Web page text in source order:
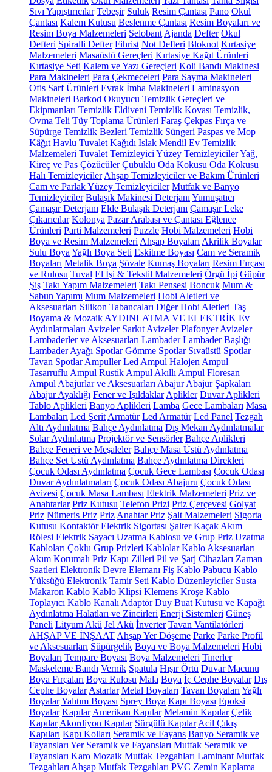
Sıvı Yapıştırıcılar Tebeşir Suluk Resim Çantası Pano Okul
Çantası Kalem Kutusu Beslenme Çantası Resim Boyaları ve
Resim Boya Malzemeleri Selobant Ajanda Defter Okul
Defteri Spiralli Defter Fihrist Not Defteri Bloknot Kırtasiye
Malzemeleri Masaüstü Gereçleri Kırtasiye Kağıt Ürünleri
Kırtasiye Seti Kalem ve Yazı Gereçleri Koli Bandı Makinesi
Para Makineleri Para Çekmeceleri Para Sayma Makineleri
Ofis Sarf Ürünleri Evrak İmha Makineleri Laminasyon
Makineleri Barkod Okuyucu Temizlik Gereçleri ve
Ekipmanları Temizlik Eldiveni Temizlik Kovası Temizlik,
Ovma Teli Tüy Toplama Ürünleri Faraş Çekpas Fırça ve
Süpürge Temizlik Bezleri Temizlik Süngeri Paspas ve Mop
Kâğıt Havlu Tuvalet Kağıdı Islak Mendil Ev Temizlik
Malzemeleri Tuvalet Temizleyici Yüzey TemizleyicilerYağ,
Kireç ve Pas Çözücüler Çubuklu Oda Kokusu Oda Kokusu
Halı Temizleyiciler Ahşap Temizleyiciler ve Bakım Ürünleri
Cam ve Parlak Yüzey Temizleyiciler Mutfak ve Banyo
Temizleyiciler Bulaşık Makinesi Deterjanı Yumuşatıcı
Çamaşır Deterjanı Elde Bulaşık Deterjanı Çamaşır Leke
Çıkarıcılar Kolonya Pazar Arabası ve Çantası Eğlence
Ürünleri Parti Malzemeleri Puzzle Hobi Malzemeleri Hobi
Boya ve Resim Malzemeleri Ahşap Boyaları Akrilik Boyalar
Sulu Boya Yağlı Boya Seti Eskitme Boyası Cam ve Seramik
Boyaları Metalik Boya Şövale Kumaş Boyaları Resim Fırçası
ve Rulosu Tuval El İşi & Tekstil Malzemeleri Örgü İpi Güpür
Şiş Takı Yapım Malzemeleri Takı Pensesi Boncuk Mum &
Sabun Yapımı Mum Malzemeleri Hobi Aletleri ve
Aksesuarları Silikon Tabancaları Diğer Hobi Aletleri Taş
Boyama & Mozaik AYDINLATMA VE ELEKTRİK Ev
Aydınlatmaları Avizeler Sarkıt Avizeler Plafonyer Avizeler
Lambaderler ve Aksesuarları Lambader Lambader Başlığı
Lambader Ayağı Spotlar Gömme Spotlar Sıvaüstü Spotlar
Tavan Spotlar Ampuller Led Ampul Halojen Ampul
Tasarruflu Ampul Rustik Ampul Akıllı Ampul Floresan
Ampul Abajurlar ve Aksesuarları Abajur Abajur Şapkaları
Abajur Ayaklığı Fener ve Işıldaklar Aplikler Duvar Aplikleri
Tablo Aplikleri Banyo Aplikleri Lamba Gece Lambaları Masa
Lambaları Led Şerit Armatür Led Armatür Led Panel Tezgah
Altı Aydınlatma Bahçe Aydınlatma Dış Mekan Aydınlatmalar
Solar Aydınlatma Projektör ve Sensörler Bahçe Aplikleri
Bahçe Feneri ve Meşaleler Bahçe Masa Üstü Aydınlatma
Bahçe Set Üstü Aydınlatma Bahçe Aydınlatma Direkleri
Çocuk Odası Aydınlatma Çocuk Gece Lambası Çocuk Odası
Duvar Aydınlatmaları Çocuk Odası Abajuru Çocuk Odası
Avizesi Çocuk Masa Lambası Elektrik Malzemeleri Priz ve
Anahtarlar Priz Kutusu Telefon Prizi Priz Çerçevesi Golyat
Priz Nümeris Priz Priz Anahtar Priz Şalt Malzemeleri Sigorta
Kutusu Kontaktör Elektrik Sigortası Şalter Kaçak Akım
Rölesi Elektrik Sayacı Uzatma Kablosu ve Grup Priz Uzatma
Kabloları Çoklu Grup Prizleri Kablolar Kablo Aksesuarları
Akım Korumalı Priz Kapı Zilleri Pil ve Şarj Cihazları Zaman
Saatleri Elektronik Devre Elemanı Fiş Kablo Pabucu Kablo
Yüksüğü Elektronik Tamir Seti Kablo Düzenleyiciler Susta
Makaron Kablo Kablo Klipsi Klemens Kroşe Kablo
Toplayıcı Kablo Kanalı Adaptör Duy Buat Kutusu ve Kapağı
Aydınlatma Halatları ve Zincirleri Enerji Sistemleri Güneş
Paneli Lityum Akü Jel Akü İnverter Tavan Vantilatörleri
AHŞAP VE İNŞAAT Ahşap Yer Döşeme Parke Parke Profil
ve Aksesuarları Süpürgelik Boya ve Boya Malzemeleri Hobi
Boyaları Tempare Boyası Boya Malzemeleri Tinerler
Maskeleme Bandı Vernik Spatula Hışır Örtü Duvar Macunu
Boya Fırçaları Boya Rulosu Mala Boya İç Cephe Boyalar Dış
Cephe Boyalar Astarlar Metal Boyaları Tavan Boyaları Yağlı
BoyalarYalıtım Boyası Sprey Boya Kapı Boyası Epoksi
Boyalar Kapılar Amerikan Kapılar Melamin Kapılar Çelik
Kapılar Akordiyon Kapılar Sürgülü Kapılar Acil Çıkış
Kapıları Kapı Kolları Seramik ve Fayans Banyo Seramik ve
Fayansları Yer Seramik ve Fayansları Mutfak Seramik ve
Fayansları Karo Mozaik Mutfak Tezgahları Laminant Mutfak
Tezgahları Ahşap Mutfak Tezgahları PVC Zemin Kaplama